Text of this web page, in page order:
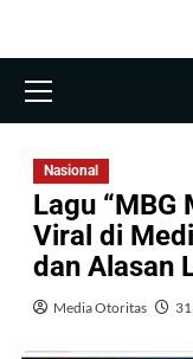
Nasional
Lagu “MBG
Viral di
dan Alasan
Media Otoritas